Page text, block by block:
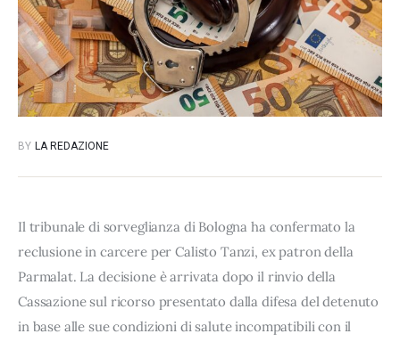
BY LA REDAZIONE
Il tribunale di sorveglianza di Bologna ha confermato la
reclusione in carcere per Calisto Tanzi, ex patron della
Parmalat. La decisione è arrivata dopo il rinvio della
Cassazione sul ricorso presentato dalla difesa del detenuto
in base alle sue condizioni di salute incompatibili con il